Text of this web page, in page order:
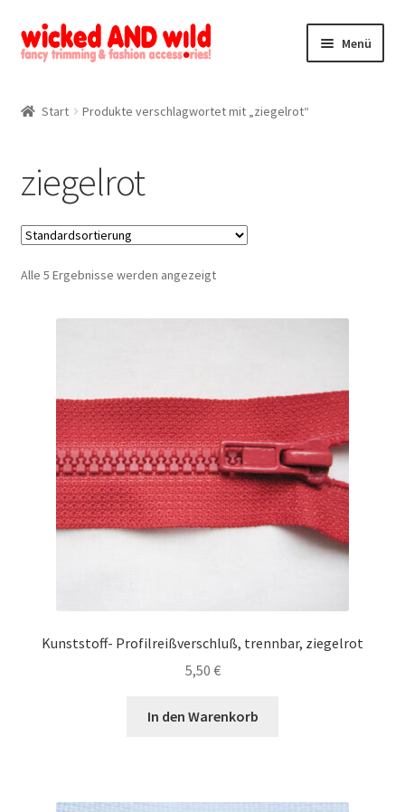
Zur
Navigation
Zum
Inhalt
Menü
Mein Konto
Kontakt
Start Produkte verschlagwortet mit „ziegelrot“
ziegelrot
Alle 5 Ergebnisse werden angezeigt
Kunststoff- Profilreißverschluß, trennbar, ziegelrot
5,50 €
In den Warenkorb